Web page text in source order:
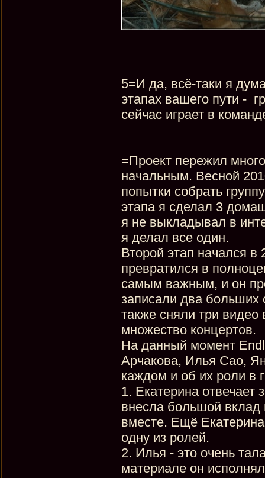
5=И да, всё-таки я
этапах вашего пути -
сейчас играет в
=Проект пережил
начальным. Весной
попытки собрать
этапа я сделал 3
я не выкладывал в
я делал все один.
Второй этап начался в
превратился в
самым важным, и он
записали два больших
также сняли три видео
множество концертов.
На данный момент
Арчакова, Илья Сао,
каждом и об их роли в
1. Екатерина
внесла большой вклад
вместе. Ещё
одну из ролей.
2. Илья - это очень
материале он